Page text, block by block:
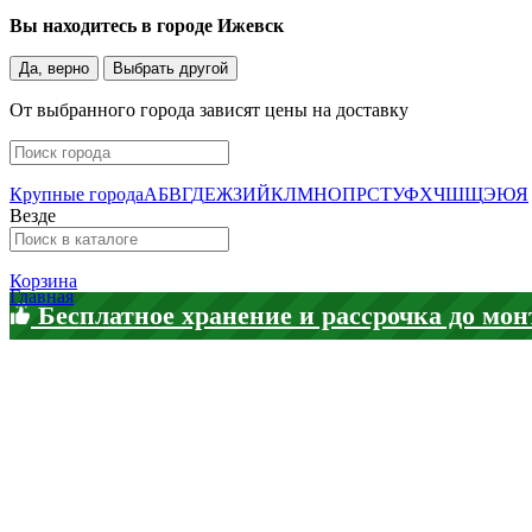
Вы находитесь в городе Ижевск
Да, верно Выбрать другой
От выбранного города зависят цены на доставку
Крупные городаАБВГДЕЖЗИЙКЛМНОПРСТУФХЧШЩЭЮЯ
Везде
Корзина
Бесплатное хранение и рассрочка до
Главная